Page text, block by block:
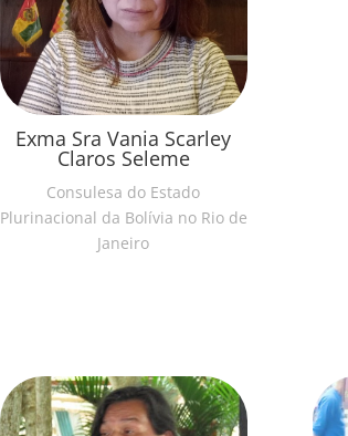
Exma Sra Vania Scarley
Claros Seleme
Consulesa do Estado
Plurinacional da Bolívia no Rio de
Janeiro